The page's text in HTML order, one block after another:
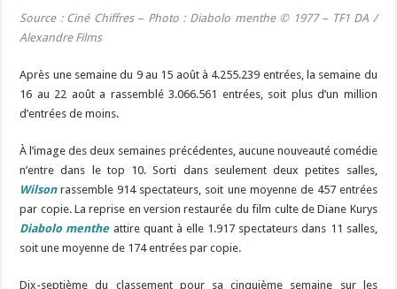
Source : Ciné Chiffres – Photo : Diabolo menthe © 1977 – TF1 DA /
Alexandre Films
Après une semaine du 9 au 15 août à 4.255.239 entrées, la semaine du
16 au 22 août a rassemblé 3.066.561 entrées, soit plus d’un million
d’entrées de moins.
À l’image des deux semaines précédentes, aucune nouveauté comédie
n’entre dans le top 10. Sorti dans seulement deux petites salles,
Wilsonrassemble 914 spectateurs, soit une moyenne de 457 entrées
par copie. La reprise en version restaurée du film culte de Diane Kurys
Diabolo menthe attire quant à elle 1.917 spectateurs dans 11 salles,
soit une moyenne de 174 entrées par copie.
Dix-septième du classement pour sa cinquième semaine sur les